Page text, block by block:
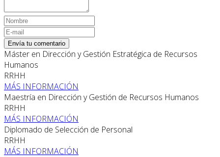
Envía tu comentario
Máster en Dirección y Gestión Estratégica de Recursos
Humanos
RRHH
MÁS INFORMACIÓN
Maestría en Dirección y Gestión de Recursos Humanos
RRHH
MÁS INFORMACIÓN
Diplomado de Selección de Personal
RRHH
MÁS INFORMACIÓN